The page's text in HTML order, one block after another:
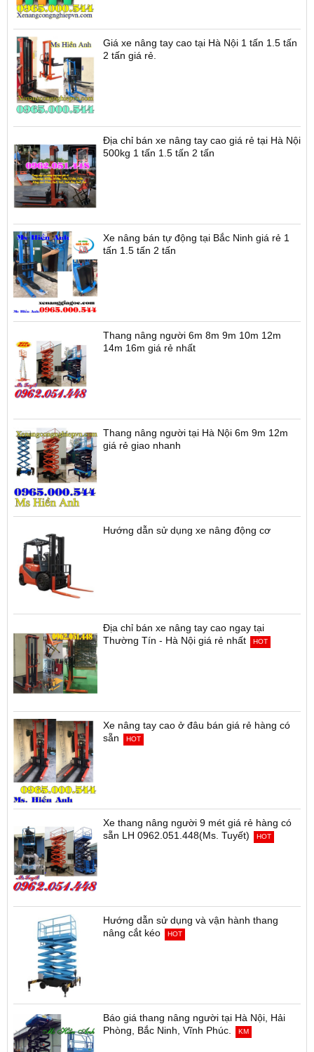
Giá xe nâng tay cao tại Hà Nội 1 tấn 1.5 tấn
2 tấn giá rẻ.
Địa chỉ bán xe nâng tay cao giá rẻ tại Hà Nội
500kg 1 tấn 1.5 tấn 2 tấn
Xe nâng bán tự động tại Bắc Ninh giá rẻ 1
tấn 1.5 tấn 2 tấn
Thang nâng người 6m 8m 9m 10m 12m
14m 16m giá rẻ nhất
Thang nâng người tại Hà Nội 6m 9m 12m
giá rẻ giao nhanh
Hướng dẫn sử dụng xe nâng động cơ
Địa chỉ bán xe nâng tay cao ngay tại
Thường Tín - Hà Nội giá rẻ nhất
HOT
Xe nâng tay cao ở đâu bán giá rẻ hàng có
sẵn
HOT
Xe thang nâng người 9 mét giá rẻ hàng có
sẵn LH 0962.051.448(Ms. Tuyết)
HOT
Hướng dẫn sử dụng và vận hành thang
nâng cắt kéo
HOT
Báo giá thang nâng người tại Hà Nội, Hải
Phòng, Bắc Ninh, Vĩnh Phúc.
KM